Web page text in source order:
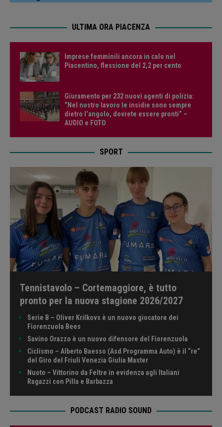
ULTIMA ORA PIACENZA
Imprese femminili ancora in calo nel
Piacentino, flessione del 2,2 per cento
Giuramento per 232 nuovi agenti di polizia:
“Nel nostro lavoro le insidie sono sempre
dietro l’angolo, dovrete essere pronti” –
AUDIO e FOTO
SPORT
Tennistavolo – Cortemaggiore, è tutto
pronto per la nuova stagione 2026/2027
Serie B – Oliver Krilkovs è un nuovo giocatore dei
Fiorenzuola Bees
Savino Orazzo è un nuovo difensore del Fiorenzuola
Ciclismo – Alberto Baesso (Asd Programma Auto) è il “re”
del Giro del Friuli Venezia Giulia Master
Nuoto – Vittorino da Feltre in evidenza agli Italiani
Ragazzi con Pilla e Barbazza
PODCAST RADIO SOUND